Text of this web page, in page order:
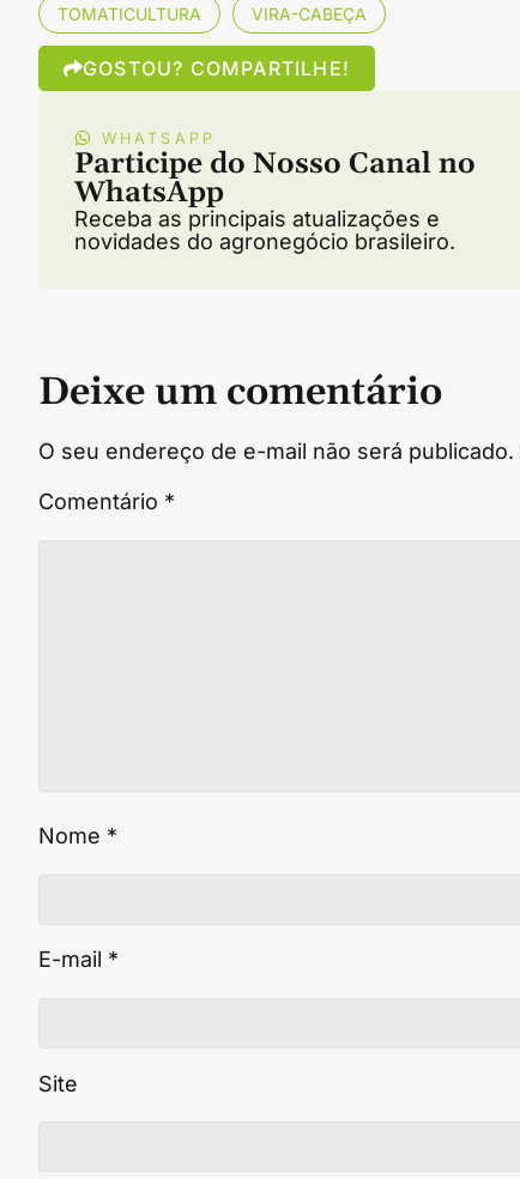
TOMATICULTURA VIRA-CABEÇA
GOSTOU? COMPARTILHE!
WHATSAPP
Participe do Nosso Canal no
WhatsApp
Receba as principais atualizações e
novidades do agronegócio brasileiro.
Deixe um comentário
O seu endereço de e-mail não será publicado.
Comentário *
Nome *
E-mail *
Site